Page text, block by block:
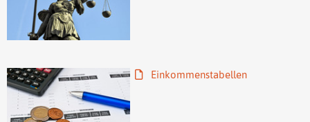
Einkommenstabellen